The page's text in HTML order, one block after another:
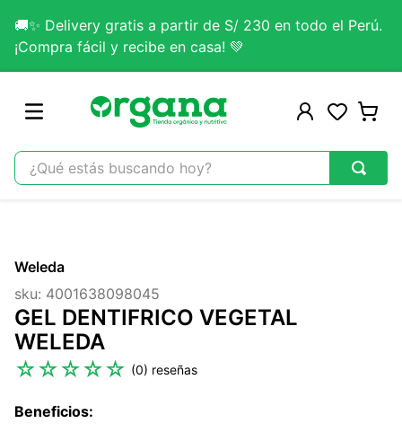
🚚✨ Delivery gratis a partir de S/ 230 en todo el Perú.
¡Compra fácil y recibe en casa! 💚
¿Qué estás buscando hoy?
2.
citrato magnesio
3.
colageno
4.
kefir
5 .
glicinato magnesio
Weleda
sku: 4001638098045
GEL DENTIFRICO VEGETAL
WELEDA
☆☆☆☆☆ (0)
Beneficios: